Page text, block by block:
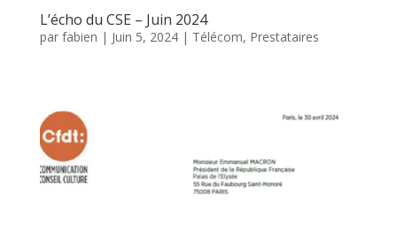
L’écho du CSE – Juin 2024
par fabien | Juin 5, 2024| Télécom, Prestataires